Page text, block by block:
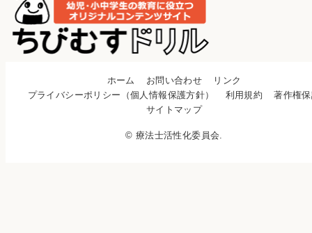
ホーム お問い合わせ
リンク
プライバシーポリシー（個人情報保護方針）
利用規約
著作権
サイトマップ
© 療法士活性化委員会.